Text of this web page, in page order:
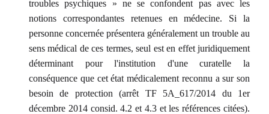
troubles psychiques » ne se confondent pas avec les
notions correspondantes retenues en médecine. Si la
personne concernée présentera généralement un trouble au
sens médical de ces termes, seul est en effet juridiquement
déterminant pour l'institution d'une curatelle la
conséquence que cet état médicalement reconnu a sur son
besoin de protection (arrêt TF 5A_617/2014 du 1er
décembre 2014 consid. 4.2 et 4.3 et les références citées).